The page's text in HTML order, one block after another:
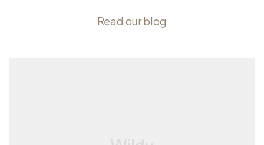
Read our blog